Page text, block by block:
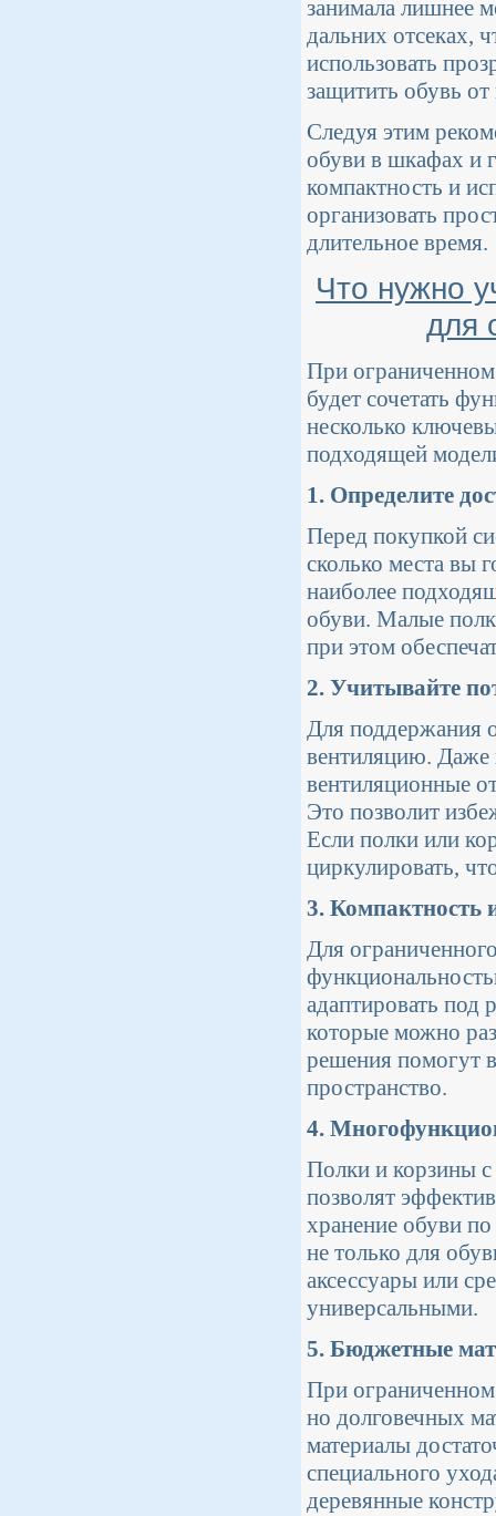
занимала лишнее
дальних отсеках,
использовать
защитить обувь
Следуя этим
обуви в шкафах и
компактность и
организовать
длительное время.
Что нужно
для
При
будет сочетать
несколько
подходящей
1. Определите
Перед покупкой
сколько места вы
наиболее
обуви. Малые
при этом
2. Учитывайте
Для поддержания
вентиляцию. Даже
вентиляционные
Это позволит
Если полки или
циркулировать,
3. Компактность
Для
адаптировать под
которые можно
решения помогут
пространство.
4.
Полки и корзины
позволят
хранение обуви
не только для
аксессуары или
универсальными.
5. Бюджетные
При
но долговечных
материалы
специального
деревянные